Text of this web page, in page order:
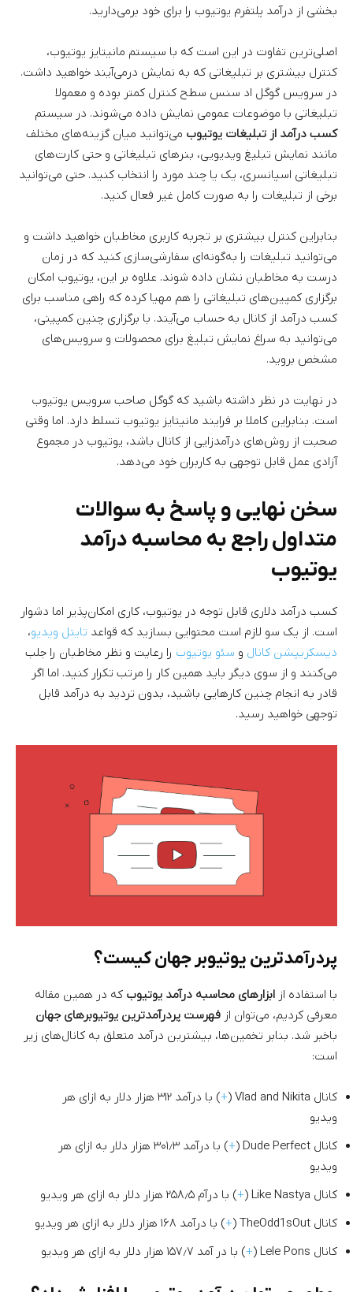
بخشی از درآمد پلتفرم یوتیوب را برای خود برمی‌دارید.
اصلی‌ترین تفاوت در این است که با سیستم مانیتایز یوتیوب،
کنترل بیشتری بر تبلیغاتی که به نمایش درمی‌آیند خواهید داشت.
در سرویس گوگل اد سنس سطح کنترل کمتر بوده و معمولا
تبلیغاتی با موضوعات عمومی نمایش داده می‌شوند. در سیستم
کسب درآمد از تبلیغات یوتیوب می‌توانید میان گزینه‌های مختلف
مانند نمایش تبلیغ ویدیویی، بنرهای تبلیغاتی و حتی کارت‌های
تبلیغاتی اسپانسری، یک یا چند مورد را انتخاب کنید. حتی می‌توانید
برخی از تبلیغات را به صورت کامل غیر فعال کنید.
بنابراین کنترل بیشتری بر تجربه کاربری مخاطبان خواهید داشت و
می‌توانید تبلیغات را به‌گونه‌ای سفارشی‌سازی کنید که در زمان
درست به مخاطبان نشان داده شوند. علاوه بر این، یوتیوب امکان
برگزاری کمپین‌های تبلیغاتی را هم مهیا کرده که راهی مناسب برای
کسب درآمد از کانال به حساب می‌آیند. با برگزاری چنین کمپینی،
می‌توانید به سراغ نمایش تبلیغ برای محصولات و سرویس‌های
مشخص بروید.
در نهایت در نظر داشته باشید که گوگل صاحب سرویس یوتیوب
است. بنابراین کاملا بر فرایند مانیتایز یوتیوب تسلط دارد. اما وقتی
صحبت از روش‌های درآمدزایی از کانال باشد، یوتیوب در مجموع
آزادی عمل قابل توجهی به کاربران خود می‌دهد.
سخن نهایی و پاسخ به سوالات
متداول راجع به محاسبه درآمد
یوتیوب
کسب درآمد دلاری قابل توجه در یوتیوب، کاری امکان‌پذیر اما دشوار
است. از یک سو لازم است محتوایی بسازید که قواعد تایتل ویدیو،
دیسکریپشن کانال و سئو یوتیوب را رعایت و نظر مخاطبان را جلب
می‌کنند و از سوی دیگر باید همین کار را مرتب تکرار کنید. اما اگر
قادر به انجام چنین کارهایی باشید، بدون تردید به درآمد قابل
توجهی خواهید رسید.
پردرآمدترین یوتیوبر جهان کیست؟
با استفاده از ابزارهای محاسبه درآمد یوتیوب که در همین مقاله
معرفی کردیم، می‌توان از فهرست پردرآمدترین یوتیوبرهای جهان
باخبر شد. بنابر تخمین‌ها، بیشترین درآمد متعلق به کانال‌های زیر
است:
کانال Vlad and Nikita ( +
) با درآمد ۳۱۲ هزار دلار به ازای هر
ویدیو
کانال Dude Perfect (
+
) با درآمد ۳۰۱٫۳ هزار دلار به ازای هر
ویدیو
کانال Like Nastya (
+) با درآم ۲۵۸٫۵ هزار دلار به ازای هر ویدیو
کانال TheOdd1sOut (
+) با درآمد ۱۶۸ هزار دلار به ازای هر ویدیو
کانال Lele Pons (
+) با در آمد ۱۵۷٫۷ هزار دلار به ازای هر ویدیو